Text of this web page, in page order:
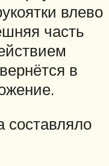
влево
часть
в
составляло